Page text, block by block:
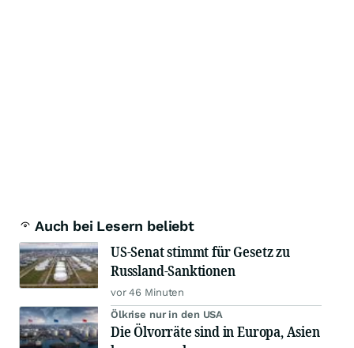
Auch bei Lesern beliebt
US-Senat stimmt für Gesetz zu
Russland-Sanktionen
vor 46 Minuten
Ölkrise nur in den USA
Die Ölvorräte sind in Europa, Asien